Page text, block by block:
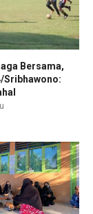
Bersama,
Sribhawono: